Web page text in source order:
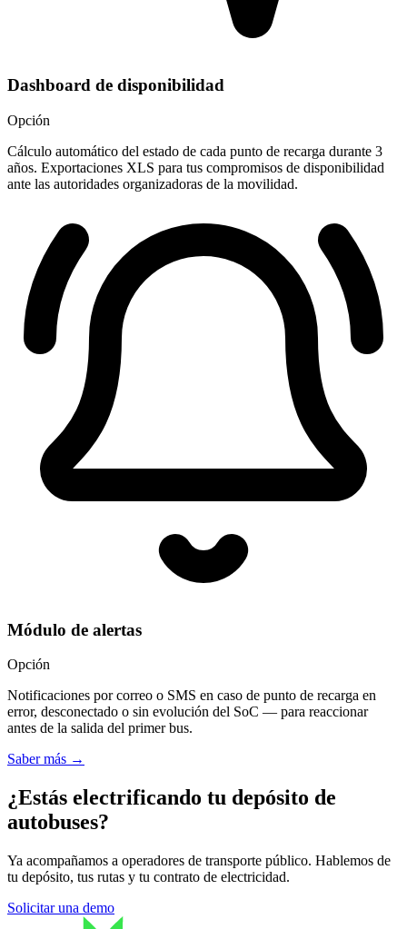
Dashboard de disponibilidad
Opción
Cálculo automático del estado de cada punto de recarga durante 3
años. Exportaciones XLS para tus compromisos de disponibilidad
ante las autoridades organizadoras de la movilidad.
Módulo de alertas
Opción
Notificaciones por correo o SMS en caso de punto de recarga en
error, desconectado o sin evolución del SoC — para reaccionar
antes de la salida del primer bus.
Saber más →
¿Estás electrificando tu depósito de
autobuses?
Ya acompañamos a operadores de transporte público. Hablemos de
tu depósito, tus rutas y tu contrato de electricidad.
Solicitar una demo